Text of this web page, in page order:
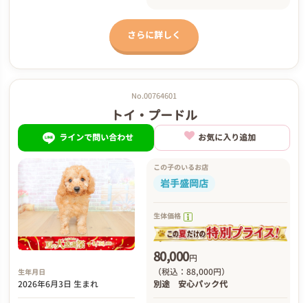
さらに詳しく
No.00764601
トイ・プードル
ラインで問い合わせ お気に入り追加
生年月日
2026年6月3日 生まれ
この子のいるお店
岩手盛岡店
生体価格
80,000円
（税込：88,000円）
別途 安心パック代